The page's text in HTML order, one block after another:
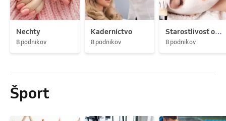
Nechty
8 podnikov
Kaderníctvo
8 podnikov
Starostlivosť o pleť
8 podnikov
Šport